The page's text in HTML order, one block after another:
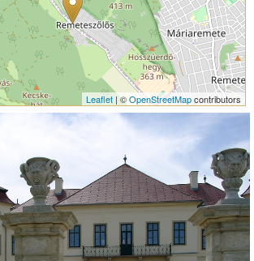
Leaflet | ©OpenStreetMapcontributors